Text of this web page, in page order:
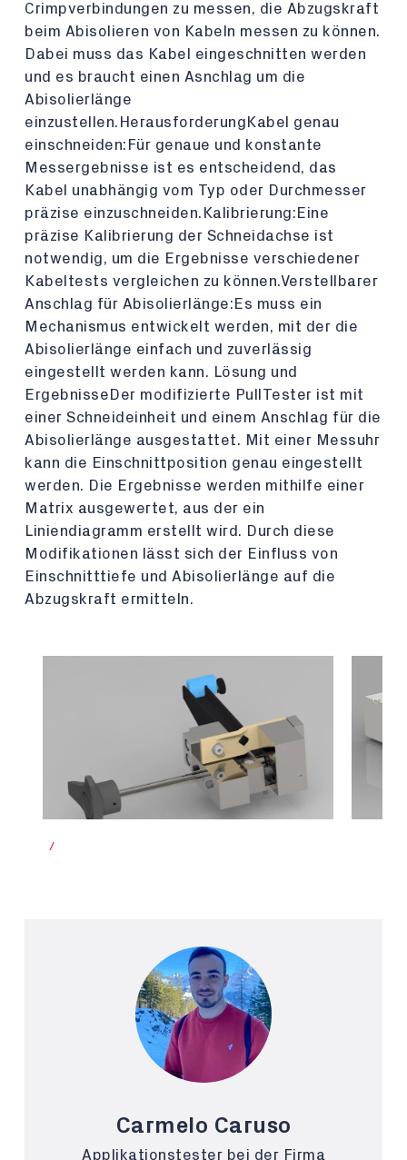
Crimpverbindungen zu messen, die Abzugskraft
beim Abisolieren von Kabeln messen zu können.
Dabei muss das Kabel eingeschnitten werden
und es braucht einen Asnchlag um die
Abisolierlänge
einzustellen.HerausforderungKabel genau
einschneiden:Für genaue und konstante
Messergebnisse ist es entscheidend, das
Kabel unabhängig vom Typ oder Durchmesser
präzise einzuschneiden.Kalibrierung:Eine
präzise Kalibrierung der Schneidachse ist
notwendig, um die Ergebnisse verschiedener
Kabeltests vergleichen zu können.Verstellbarer
Anschlag für Abisolierlänge:Es muss ein
Mechanismus entwickelt werden, mit der die
Abisolierlänge einfach und zuverlässig
eingestellt werden kann. Lösung und
ErgebnisseDer modifizierte PullTester ist mit
einer Schneideinheit und einem Anschlag für die
Abisolierlänge ausgestattet. Mit einer Messuhr
kann die Einschnittposition genau eingestellt
werden. Die Ergebnisse werden mithilfe einer
Matrix ausgewertet, aus der ein
Liniendiagramm erstellt wird. Durch diese
Modifikationen lässt sich der Einfluss von
Einschnitttiefe und Abisolierlänge auf die
Abzugskraft ermitteln.
/
Carmelo Caruso
Applikationstester bei der Firma